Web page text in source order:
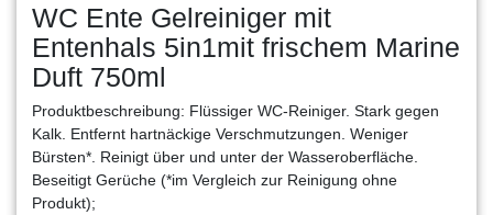
WC Ente Gelreiniger mit
Entenhals 5in1mit frischem Marine
Duft 750ml
Produktbeschreibung: Flüssiger WC-Reiniger. Stark gegen
Kalk. Entfernt hartnäckige Verschmutzungen. Weniger
Bürsten*. Reinigt über und unter der Wasseroberfläche.
Beseitigt Gerüche (*im Vergleich zur Reinigung ohne
Produkt);